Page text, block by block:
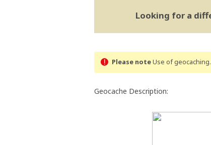
Looking for a
Please noteUse of
Geocache Description: